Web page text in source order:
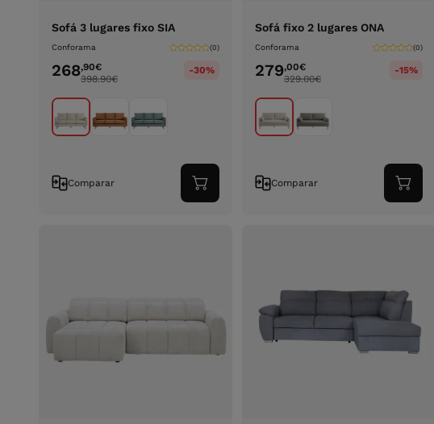
Sofá 3 lugares fixo SIA
Conforama (0)
268,90€
398.90€
-30%
Comparar
Adicionar
ao
Sofá fixo 2 lugares ONA
Conforama (0)
279,00€
329.00€
-15%
Comparar
ao